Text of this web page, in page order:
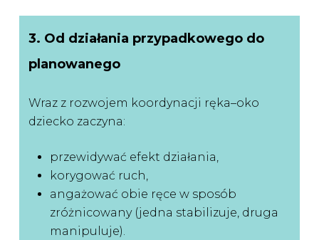
3. Od działania przypadkowego do
planowanego
Wraz z rozwojem koordynacji ręka–oko
dziecko zaczyna:
przewidywać efekt działania,
korygować ruch,
angażować obie ręce w sposób
zróżnicowany (jedna stabilizuje, druga
manipuluje).